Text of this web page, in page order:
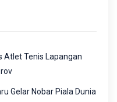
Atlet Tenis Lapangan
Gelar Nobar Piala Dunia